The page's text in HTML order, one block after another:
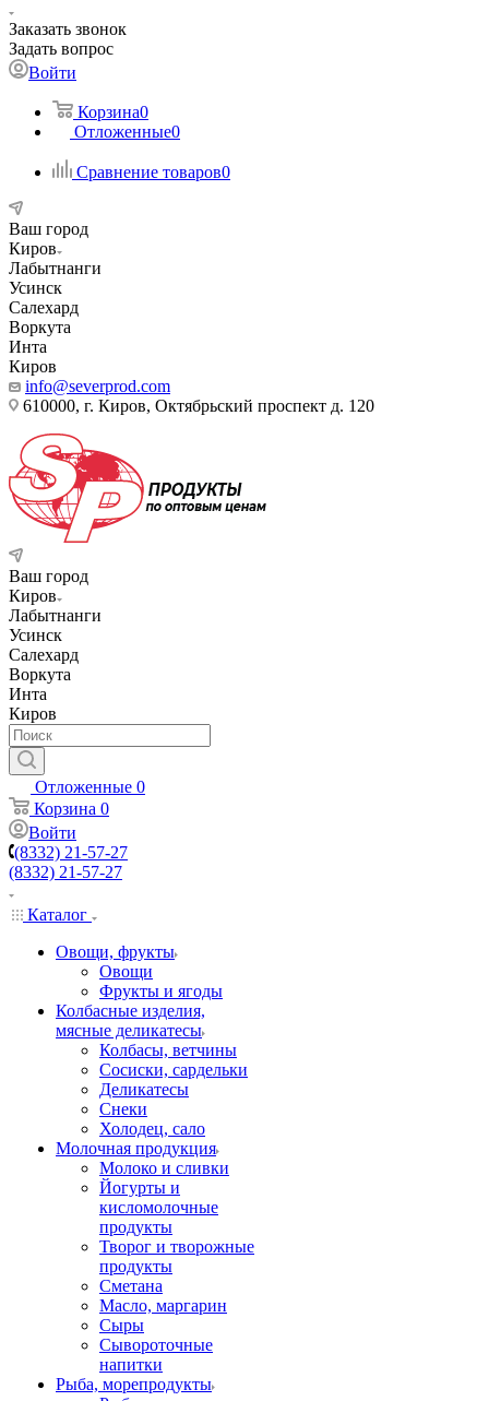
Заказать звонок
Задать вопрос
Войти
Корзина0
Отложенные0
Сравнение товаров0
Ваш город
Киров
Лабытнанги
Усинск
Салехард
Воркута
Инта
Киров
info@severprod.com
610000, г. Киров, Октябрьский проспект д. 120
Ваш город
Киров
Лабытнанги
Усинск
Салехард
Воркута
Инта
Киров
Отложенные 0
Корзина 0
Войти
(8332) 21-57-27
(8332) 21-57-27
Каталог
Овощи, фрукты
Овощи
Фрукты и ягоды
Колбасные изделия,
мясные деликатесы
Колбасы, ветчины
Сосиски, сардельки
Деликатесы
Снеки
Холодец, сало
Молочная продукция
Молоко и сливки
Йогурты и
кисломолочные
продукты
Творог и творожные
продукты
Сметана
Масло, маргарин
Сыры
Сывороточные
напитки
Рыба, морепродукты